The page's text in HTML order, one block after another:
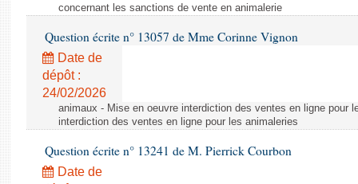
concernant les sanctions de vente en animalerie
Question écrite n° 13057 de Mme Corinne Vignon
Date de
dépôt :
24/02/2026
animaux - Mise en oeuvre interdiction des ventes en ligne pour
interdiction des ventes en ligne pour les animaleries
Question écrite n° 13241 de M. Pierrick Courbon
Date de